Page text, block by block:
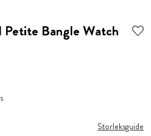
Bangle Watch
Storleksguide